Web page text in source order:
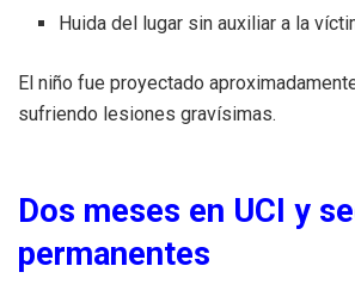
Huida del lugar sin auxiliar a la
El niño fue proyectado
sufriendo lesiones gravísimas.
Dos meses en UCI y
permanentes